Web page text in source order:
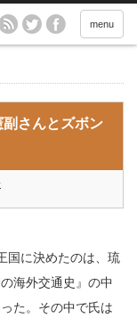
menu
さんとズボン
国に決めたのは、琉
海外交通史』の中
た。その中で氏は